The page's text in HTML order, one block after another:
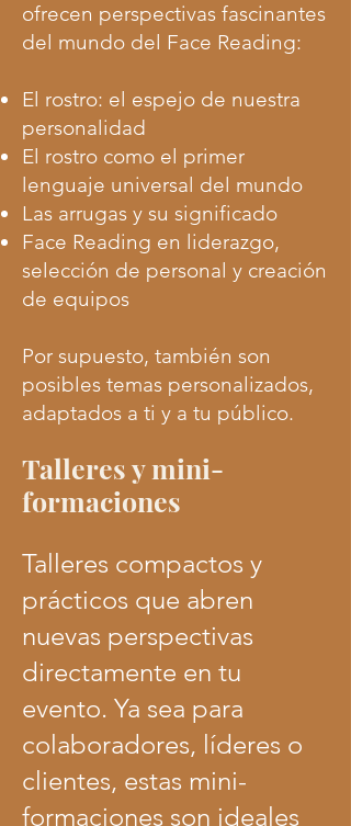
ofrecen perspectivas fascinantes
del mundo del Face Reading:
El rostro: el espejo de nuestra
personalidad
El rostro como el primer
lenguaje universal del mundo
Las arrugas y su significado
Face Reading en liderazgo,
selección de personal y creación
de equipos
Por supuesto, también son
posibles temas personalizados,
adaptados a ti y a tu público.
Talleres y mini-
formaciones
Talleres compactos y
prácticos que abren
nuevas perspectivas
directamente en tu
evento. Ya sea para
colaboradores, líderes o
clientes, estas mini-
formaciones son ideales